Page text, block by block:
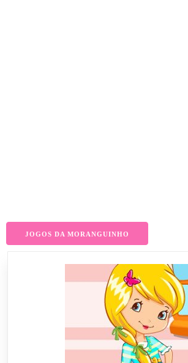
JOGOS DA MORANGUINHO